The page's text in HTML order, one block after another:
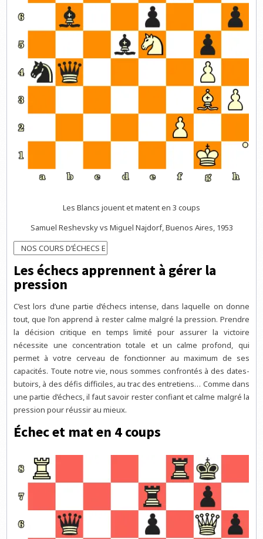
Les Blancs jouent et matent en 3 coups
Samuel Reshevsky vs Miguel Najdorf, Buenos Aires, 1953
Les échecs apprennent à gérer la
pression
C’est lors d’une partie d’échecs intense, dans laquelle on donne
tout, que l’on apprend à rester calme malgré la pression. Prendre
la décision critique en temps limité pour assurer la victoire
nécessite une concentration totale et un calme profond, qui
permet à votre cerveau de fonctionner au maximum de ses
capacités. Toute notre vie, nous sommes confrontés à des dates-
butoirs, à des défis difficiles, au trac des entretiens… Comme dans
une partie d’échecs, il faut savoir rester confiant et calme malgré la
pression pour réussir au mieux.
Échec et mat en 4 coups